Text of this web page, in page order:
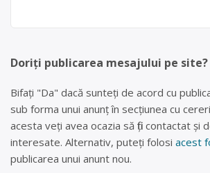
Doriți publicarea mesajului pe site?
Bifați "Da" dacă sunteți de acord cu
sub forma unui anunț în secțiunea cu
acesta veți avea ocazia să fiți contactat și
interesate. Alternativ, puteți folosi acest
publicarea unui anunt nou.